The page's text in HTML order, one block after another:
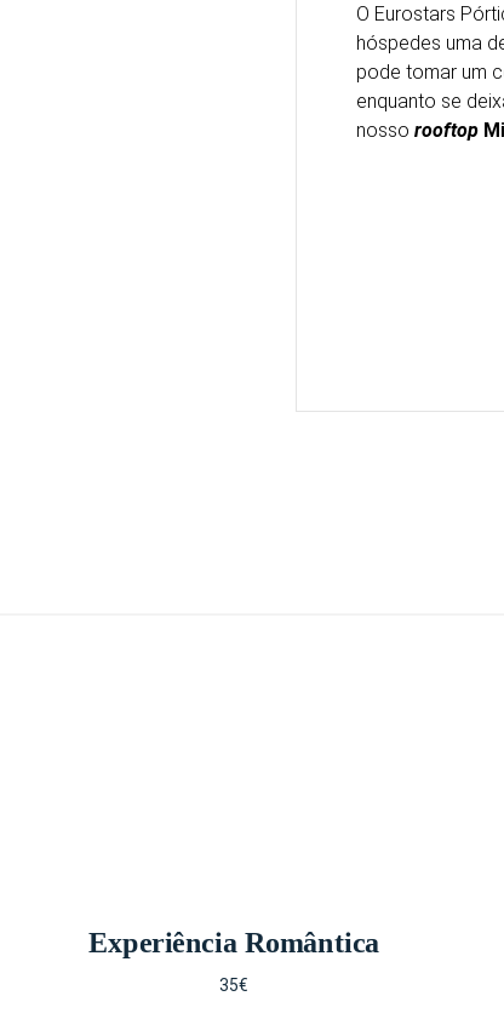
O Eurostars
hóspedes uma
pode tomar um
enquanto se
nosso rooftop
Experiência Romântica
35€